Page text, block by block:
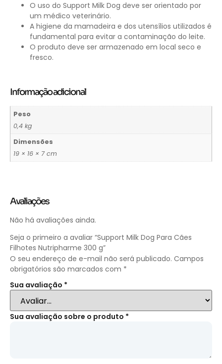
O uso do Support Milk Dog deve ser orientado por
um médico veterinário.
A higiene da mamadeira e dos utensílios utilizados é
fundamental para evitar a contaminação do leite.
O produto deve ser armazenado em local seco e
fresco.
Informação adicional
Peso
0,4 kg
Dimensões
19 × 16 × 7 cm
Avaliações
Não há avaliações ainda.
Seja o primeiro a avaliar “Support Milk Dog Para Cães
Filhotes Nutripharme 300 g”
O seu endereço de e-mail não será publicado. Campos
obrigatórios são marcados com *
Sua avaliação *
Sua avaliação sobre o produto *